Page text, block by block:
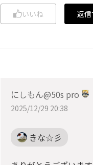
いいね 返信
にしもん@50s pro
2025/12/29 20:38
きな☆彡